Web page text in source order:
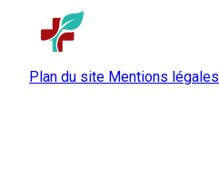
Plan du site Mentions légales